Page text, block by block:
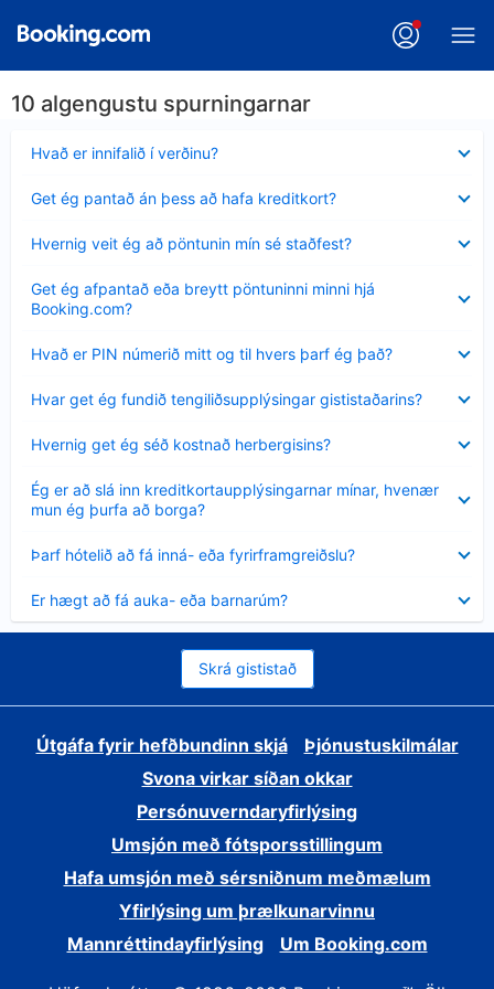
10 algengustu spurningarnar
Hvað er innifalið í verðinu?
sýnt
Get ég pantað án þess að hafa kreditkort?
sýnt
Hvernig veit ég að pöntunin mín sé staðfest?
sýnt
Get ég afpantað eða breytt pöntuninni minni hjá
Booking.com?
sýnt
Hvað er PIN númerið mitt og til hvers þarf ég það?
sýnt
Hvar get ég fundið tengiliðsupplýsingar gististaðarins?
sýnt
Hvernig get ég séð kostnað herbergisins?
sýnt
Ég er að slá inn kreditkortaupplýsingarnar mínar, hvenær
mun ég þurfa að borga?
Minna
sýnt
Þarf hótelið að fá inná- eða fyrirframgreiðslu?
sýnt
Er hægt að fá auka- eða barnarúm?
sýnt
Skrá gististað
Útgáfa fyrir hefðbundinn skjá
Þjónustuskilmálar
Svona virkar síðan okkar
Persónuverndaryfirlýsing
Umsjón með fótsporsstillingum
Hafa umsjón með sérsniðnum meðmælum
Yfirlýsing um þrælkunarvinnu
Mannréttindayfirlýsing
Um Booking.com